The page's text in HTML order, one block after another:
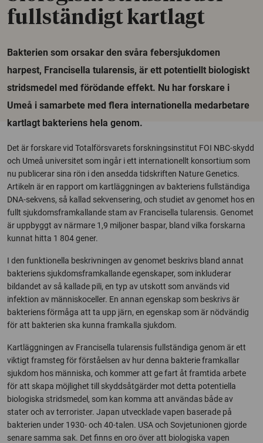
fullständigt kartlagt
Bakterien som orsakar den svåra febersjukdomen
harpest, Francisella tularensis, är ett potentiellt biologiskt
stridsmedel med förödande effekt. Nu har forskare i
Umeå i samarbete med flera internationella medarbetare
kartlagt bakteriens hela genom.
Det är forskare vid Totalförsvarets forskningsinstitut FOI NBC-skydd
och Umeå universitet som ingår i ett internationellt konsortium som
nu publicerar sina rön i den ansedda tidskriften Nature Genetics.
Artikeln är en rapport om kartläggningen av bakteriens fullständiga
DNA-sekvens, så kallad sekvensering, och studiet av genomet hos en
fullt sjukdomsframkallande stam av Francisella tularensis. Genomet
är uppbyggt av närmare 1,9 miljoner baspar, bland vilka forskarna
kunnat hitta 1 804 gener.
I den funktionella beskrivningen av genomet beskrivs bland annat
bakteriens sjukdomsframkallande egenskaper, som inkluderar
bildandet av så kallade pili, en typ av utskott som används vid
infektion av människoceller. En annan egenskap som beskrivs är
bakteriens förmåga att ta upp järn, en egenskap som är nödvändig
för att bakterien ska kunna framkalla sjukdom.
Kartläggningen av Francisella tularensis fullständiga genom är ett
viktigt framsteg för förståelsen av hur denna bakterie framkallar
sjukdom hos människa, och kommer att ge fart åt framtida arbete
för att skapa möjlighet till skyddsåtgärder mot detta potentiella
biologiska stridsmedel, som kan komma att användas både av
stater och av terrorister. Japan utvecklade vapen baserade på
bakterien under 1930- och 40-talen. USA och Sovjetunionen gjorde
senare samma sak. Det finns en oro över att biologiska vapen